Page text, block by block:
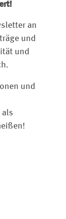
an
und
und
und
als